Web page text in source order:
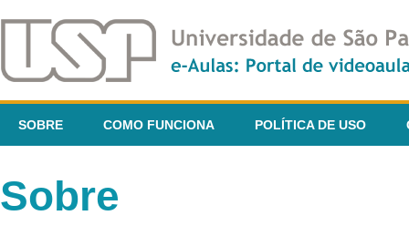
SOBRE COMO FUNCIONA POLÍTICA DE USO
Sobre